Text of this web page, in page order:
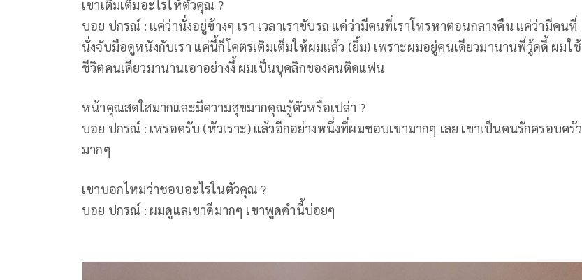
เขาเติมเต็มอะไรให้ตัวคุณ ?
บอย ปกรณ์ : แค่ว่านั่งอยู่ข้างๆ เรา เวลาเราขับรถ แค่ว่ามีคนที่เราโทรหาตอนกลางคืน แค่ว่ามีคนที่
นั่งจับมือดูหนังกับเรา แค่นี้ก็โคตรเติมเต็มให้ผมแล้ว (ยิ้ม) เพราะผมอยู่คนเดียวมานานพี่วู้ดดี้ ผมใช้
ชีวิตคนเดียวมานานเอาอย่างงี้ ผมเป็นบุคลิกของคนติดแฟน
หน้าคุณสดใสมากและมีความสุขมากคุณรู้ตัวหรือเปล่า ?
บอย ปกรณ์ : เหรอครับ (หัวเราะ) แล้วอีกอย่างหนึ่งที่ผมชอบเขามากๆ เลย เขาเป็นคนรักครอบครัว
มากๆ
เขาบอกไหมว่าชอบอะไรในตัวคุณ ?
บอย ปกรณ์ : ผมดูแลเขาดีมากๆ เขาพูดคำนี้บ่อยๆ